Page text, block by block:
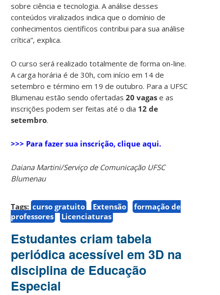
sobre ciência e tecnologia. A análise desses
conteúdos viralizados indica que o domínio de
conhecimentos científicos contribui para sua análise
crítica”, explica.
O curso será realizado totalmente de forma on-line.
A carga horária é de 30h, com início em 14 de
setembro e término em 19 de outubro. Para a UFSC
Blumenau estão sendo ofertadas20 vagas e as
inscrições podem ser feitas até o dia 12 de
setembro.
>>> Para fazer sua inscrição, clique aqui.
Daiana Martini/Serviço de Comunicação UFSC
Blumenau
Tags: curso gratuito Extensão
formação de
professores
Licenciaturas
Estudantes criam tabela
periódica acessível em 3D na
disciplina de Educação
Especial